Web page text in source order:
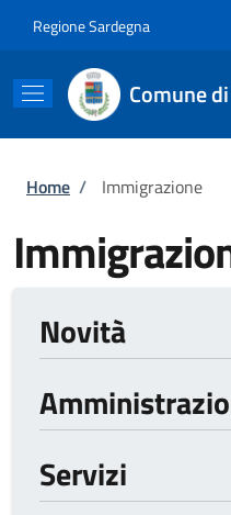
Regione Sardegna
Comune
Briciole di pane
Home / Immigrazione
Novità
Servizi